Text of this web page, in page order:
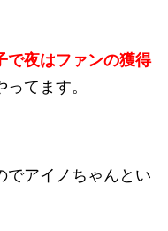
で夜はファンの獲得
ってます。
でアイノちゃんとい